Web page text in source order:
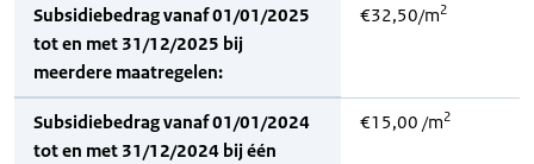
Subsidiebedrag vanaf 01/01/2025
tot en met 31/12/2025 bij
meerdere maatregelen:
€32,50/m2
Subsidiebedrag vanaf 01/01/2024
tot en met 31/12/2024 bij één
€15,00 /m2